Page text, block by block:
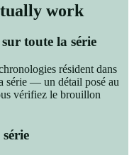
work
toute la série
résident dans
série — un détail posé au
vérifiez le brouillon